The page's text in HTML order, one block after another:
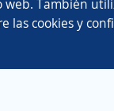
También
cookies y